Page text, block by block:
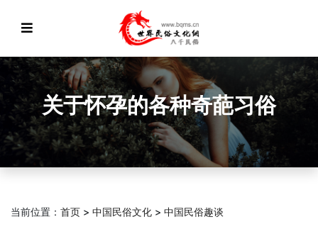
关于怀孕的各种奇葩习俗
当前位置： 首页 > 中国民俗文化 > 中国民俗趣谈